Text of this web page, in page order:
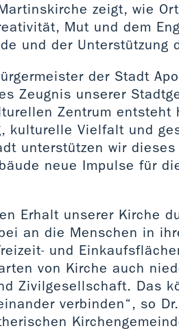
zeigt, wie
Mut und dem
und der Unterstützung
der Stadt
Zeugnis unserer
Zentrum
kulturelle Vielfalt und
unterstützen wir
neue Impulse für
Erhalt unserer Kirche
an die Menschen in
und
von Kirche auch
Zivilgesellschaft. Das
verbinden“, so